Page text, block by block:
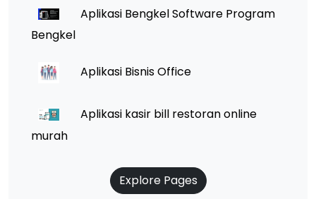
Aplikasi Bengkel Software Program
Bengkel
Aplikasi Bisnis Office
Aplikasi kasir bill restoran online
murah
Explore Pages